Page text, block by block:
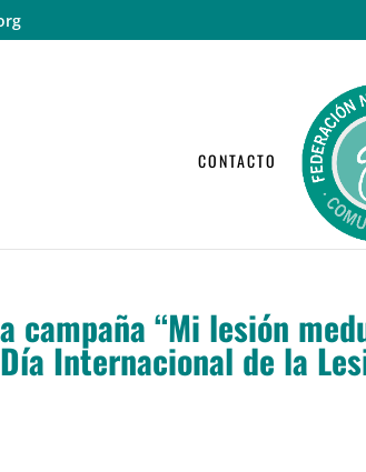
CONTACTO
campaña “Mi lesión
Internacional de la